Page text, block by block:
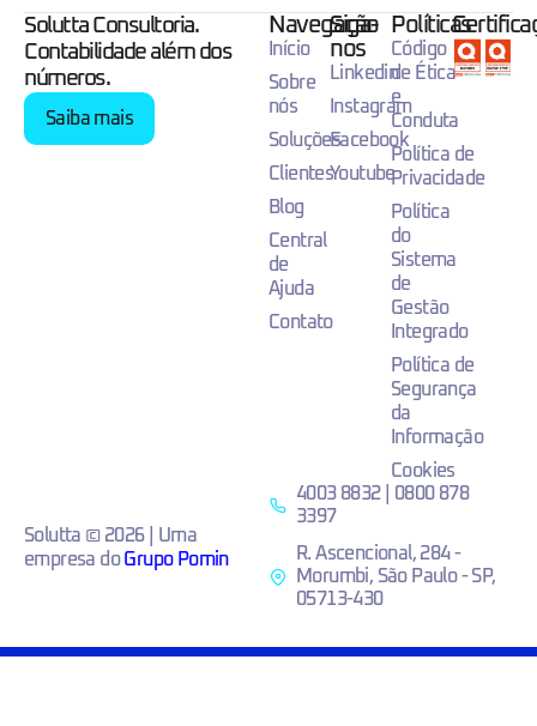
Solutta Consultoria.
Contabilidade além dos
números.
Saiba mais
Navegação
Início
Sobre
nós
Soluções
Clientes
Blog
Central
de
Ajuda
Contato
Siga-
nos
Linkedin
Instagram
Facebook
Youtube
Políticas
Código
de Ética
e
Conduta
Política de
Privacidade
Política
do
Sistema
de
Gestão
Integrado
Política de
Segurança
da
Informação
Cookies
Solutta © 2026 | Uma
empresa doGrupo Pomin
4003 8832 | 0800 878
3397
R. Ascencional, 284 -
Morumbi, São Paulo - SP,
05713-430